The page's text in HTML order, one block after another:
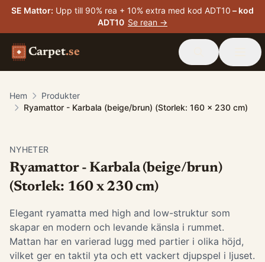
SE Mattor: Upp till 90% rea + 10% extra med kod ADT10 – kod
ADT10 Se rean →
Carpet.se
Hem
Produkter
Ryamattor - Karbala (beige/brun) (Storlek: 160 x 230 cm)
NYHETER
Ryamattor - Karbala (beige/brun)
(Storlek: 160 x 230 cm)
Elegant ryamatta med high and low-struktur som
skapar en modern och levande känsla i rummet.
Mattan har en varierad lugg med partier i olika höjd,
vilket ger en taktil yta och ett vackert djupspel i ljuset.